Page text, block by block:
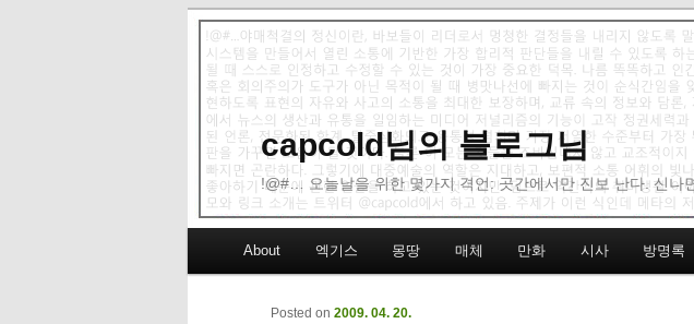
capcold님의 블로그님
!@#… 오늘날을 위한 몇가지 격언: 곳간에서만 진보 난다. 신나
Skip to primary content
Skip to secondary content
About 엑기스 몽땅 매체 만화 시사 방명록
Posted on 2009. 04. 20.